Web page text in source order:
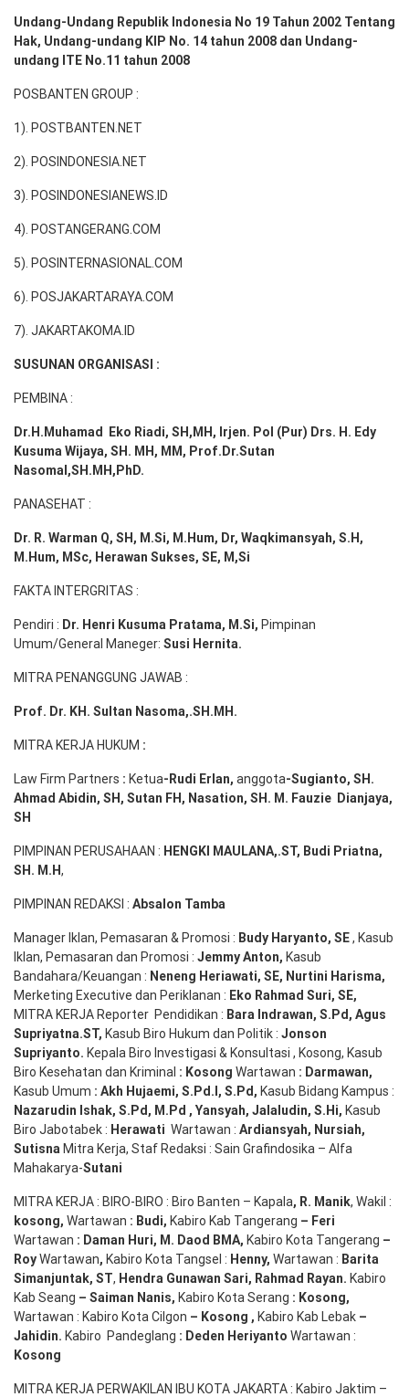
Undang-Undang Republik Indonesia No 19 Tahun 2002 Tentang
Hak, Undang-undang KIP No. 14 tahun 2008 dan Undang-
undang ITE No.11 tahun 2008
POSBANTEN GROUP :
1). POSTBANTEN.NET
2). POSINDONESIA.NET
3). POSINDONESIANEWS.ID
4). POSTANGERANG.COM
5). POSINTERNASIONAL.COM
6). POSJAKARTARAYA.COM
7). JAKARTAKOMA.ID
SUSUNAN ORGANISASI :
PEMBINA :
Dr.H.Muhamad Eko Riadi, SH,MH , Irjen. Pol (Pur) Drs. H. Edy
Kusuma Wijaya, SH. MH, MM, Prof. Dr.Sutan
Nasomal,SH.MH,PhD.
PANASEHAT :
Dr. R. Warman Q, SH, M.Si, M.Hum, Dr, Waqkimansyah, S.H,
M.Hum, MSc, Herawan Sukses, SE, M,Si
FAKTA INTERGRITAS :
Pendiri : Dr. Henri Kusuma Pratama, M.Si, Pimpinan
Umum/General Maneger: Susi Hernita.
MITRA PENANGGUNG JAWAB :
Prof. Dr. KH. Sultan Nasoma,.SH.MH.
MITRA KERJA HUKUM :
Law Firm Partners : Ketua-Rudi Erlan, anggota-Sugianto, SH.
Ahmad Abidin, SH, Sutan FH, Nasation, SH. M. Fauzie Dianjaya,
SH
PIMPINAN PERUSAHAAN : HENGKI MAULANA,.ST, Budi Priatna,
SH . M.H,
PIMPINAN REDAKSI : Absalon Tamba
Manager Iklan, Pemasaran & Promosi : Budy Haryanto, SE, Kasub
Iklan, Pemasaran dan Promosi : Jemmy Anton, Kasub
Bandahara/Keuangan : Neneng Heriawati, SE, Nurtini Harisma,
Merketing Executive dan Periklanan : Eko Rahmad Suri, SE,
MITRA KERJA Reporter Pendidikan : Bara Indrawan, S.Pd , Agus
Supriyatna.ST, Kasub Biro Hukum dan Politik : Jonson
Supriyanto. Kepala Biro Investigasi & Konsultasi , Kosong, Kasub
Biro Kesehatan dan Kriminal : Kosong Wartawan : Darmawan,
Kasub Umum : Akh Hujaemi, S.Pd.I, S.Pd , Kasub Bidang Kampus :
Nazarudin Ishak, S.Pd , M.Pd , Yansyah, Jalaludin, S.Hi, Kasub
Biro Jabotabek : Herawati Wartawan : Ardiansyah, Nursiah,
Sutisna Mitra Kerja, Staf Redaksi : Sain Grafindosika – Alfa
Mahakarya-Sutani
MITRA KERJA : BIRO-BIRO : Biro Banten – Kapala, R. Manik, Wakil :
kosong, Wartawan : Budi, Kabiro Kab Tangerang – Feri
Wartawan : Daman Huri, M. Daod BMA, Kabiro Kota Tangerang –
RoyWartawan, Kabiro Kota Tangsel : Henny, Wartawan : Barita
Simanjuntak, ST, Hendra Gunawan Sari, Rahmad Rayan. Kabiro
Kab Seang – Saiman Nanis, Kabiro Kota Serang : Kosong,
Wartawan : Kabiro Kota Cilgon – Kosong , Kabiro Kab Lebak –
Jahidin. Kabiro Pandeglang : Deden Heriyanto Wartawan :
Kosong
MITRA KERJA PERWAKILAN IBU KOTA JAKARTA : Kabiro Jaktim –